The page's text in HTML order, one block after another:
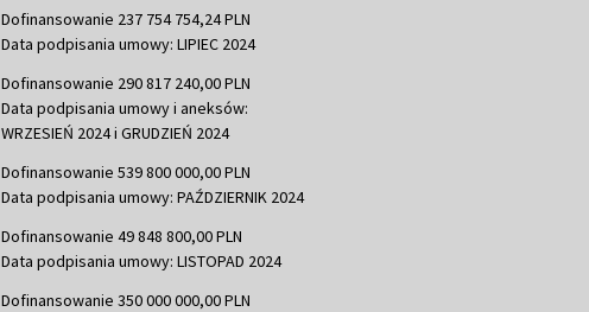
Dofinansowanie 237 754 754,24 PLN
Data podpisania umowy: LIPIEC 2024
Dofinansowanie 290 817 240,00 PLN
Data podpisania umowy i aneksów:
WRZESIEŃ 2024 i GRUDZIEŃ 2024
Dofinansowanie 539 800 000,00 PLN
Data podpisania umowy: PAŹDZIERNIK 2024
Dofinansowanie 49 848 800,00 PLN
Data podpisania umowy: LISTOPAD 2024
Dofinansowanie 350 000 000,00 PLN